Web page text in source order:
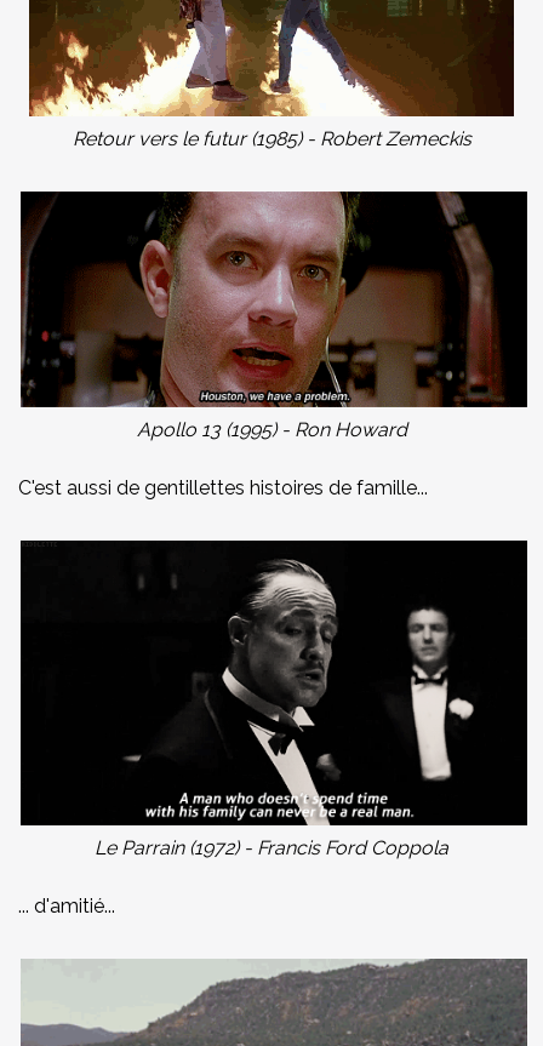
Retour vers le futur (1985) - Robert Zemeckis
Apollo 13 (1995) - Ron Howard
C'est aussi de gentillettes histoires de famille...
Le Parrain (1972) - Francis Ford Coppola
... d'amitié...